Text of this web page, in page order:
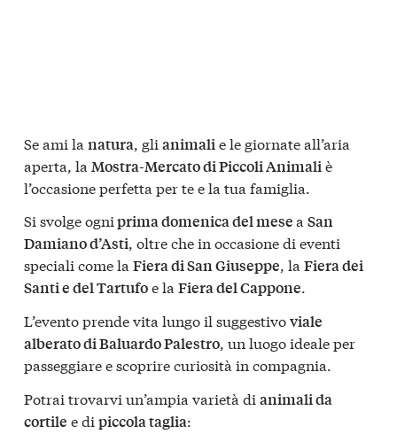
Se ami la natura, gli animalie le giornate all’aria
aperta, la Mostra-Mercato di Piccoli Animaliè
l’occasione perfetta per te e la tua famiglia.
Si svolge ogniprima domenica del mesea San
Damiano d’Asti, oltre che in occasione di eventi
speciali come la Fiera di San Giuseppe, la Fiera dei
Santi e del Tartufoe la Fiera del Cappone.
L’evento prende vita lungo il suggestivoviale
alberato di Baluardo Palestro, un luogo ideale per
passeggiare e scoprire curiosità in compagnia.
Potrai trovarvi un’ampia varietà di animali da
cortile e di piccola taglia: